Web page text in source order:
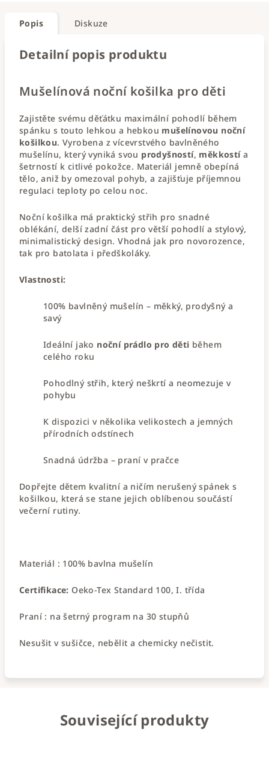
Popis Diskuze
Detailní popis produktu
Mušelínová noční košilka pro děti
Zajistěte svému děťátku maximální pohodlí během
spánku s touto lehkou a hebkou mušelínovou noční
košilkou. Vyrobena z vícevrstvého bavlněného
mušelínu, který vyniká svou prodyšností, měkkostía
šetrností k citlivé pokožce. Materiál jemně obepíná
tělo, aniž by omezoval pohyb, a zajišťuje příjemnou
regulaci teploty po celou noc.
Noční košilka má praktický střih pro snadné
oblékání, delší zadní část pro větší pohodlí a stylový,
minimalistický design. Vhodná jak pro novorozence,
tak pro batolata i předškoláky.
Vlastnosti:
100% bavlněný mušelín – měkký, prodyšný a
savý
Ideální jako noční prádlo pro děti během
celého roku
Pohodlný střih, který neškrtí a neomezuje v
pohybu
K dispozici v několika velikostech a jemných
přírodních odstínech
Snadná údržba – praní v pračce
Dopřejte dětem kvalitní a ničím nerušený spánek s
košilkou, která se stane jejich oblíbenou součástí
večerní rutiny.
Materiál : 100% bavlna mušelín
Certifikace: Oeko-Tex Standard 100, I. třída
Praní : na šetrný program na 30 stupňů
Nesušit v sušičce, nebělit a chemicky nečistit.
Související produkty